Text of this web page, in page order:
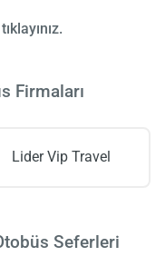
Firmaları
Lider Vip Travel
Seferleri